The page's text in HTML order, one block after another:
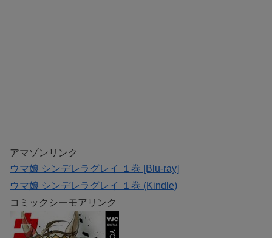
アマゾンリンク
ウマ娘 シンデレラグレイ １巻 [Blu-ray]
ウマ娘 シンデレラグレイ １巻 (Kindle)
コミックシーモアリンク